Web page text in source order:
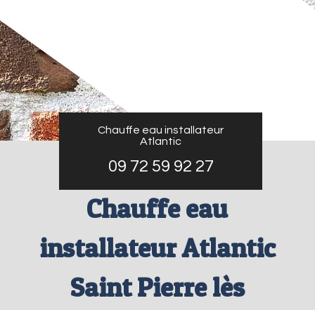
Chauffe eau installateur
Atlantic
09 72 59 92 27
Chauffe eau
installateur Atlantic
Saint Pierre lès